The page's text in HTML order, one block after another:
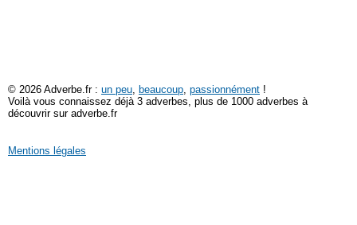
© 2026 Adverbe.fr : un peu beaucoup passionnément !
Voilà vous connaissez déjà 3 adverbes, plus de 1000 adverbes à
découvrir sur adverbe.fr
Mentions légales